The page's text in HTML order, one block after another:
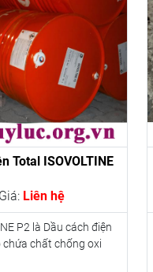
Total ISOVOLTINE
Giá: Liên hệ
P2 là Dầu cách điện
chất chống oxi